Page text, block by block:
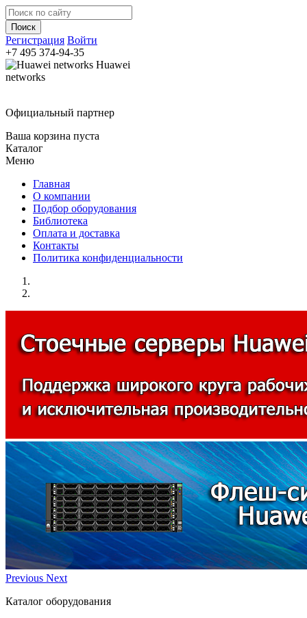
Регистрация Войти
+7 495 374-94-35
Huawei
networks
Официальный партнер
Ваша корзина пуста
Каталог
Меню
Главная
О компании
Подбор оборудования
Библиотека
Оплата и доставка
Контакты
Политика конфиденциальности
Previous Next
Каталог оборудования